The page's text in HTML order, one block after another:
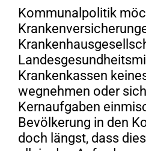
Kommunalpolitik
Krankenkassen
wegnehmen oder
Kernaufgaben
Bevölkerung in den
doch längst, dass